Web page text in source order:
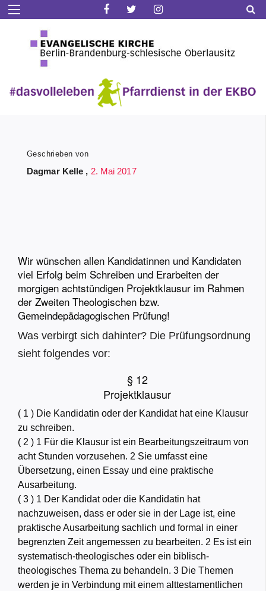
Geschrieben von
Dagmar Kelle , 2. Mai 2017
Wir wünschen allen Kandidatinnen und Kandidaten
viel Erfolg beim Schreiben und Erarbeiten der
morgigen achtstündigen Projektklausur im Rahmen
der Zweiten Theologischen bzw.
Gemeindepädagogischen Prüfung!
Was verbirgt sich dahinter? Die Prüfungsordnung
sieht folgendes vor:
§ 12
Projektklausur
( 1 ) Die Kandidatin oder der Kandidat hat eine Klausur
zu schreiben.
( 2 ) 1 Für die Klausur ist ein Bearbeitungszeitraum von
acht Stunden vorzusehen. 2 Sie umfasst eine
Übersetzung, einen Essay und eine praktische
Ausarbeitung.
( 3 ) 1 Der Kandidat oder die Kandidatin hat
nachzuweisen, dass er oder sie in der Lage ist, eine
praktische Ausarbeitung sachlich und formal in einer
begrenzten Zeit angemessen zu bearbeiten. 2 Es ist ein
systematisch-theologisches oder ein biblisch-
theologisches Thema zu behandeln. 3 Die Themen
werden je in Verbindung mit einem alttestamentlichen